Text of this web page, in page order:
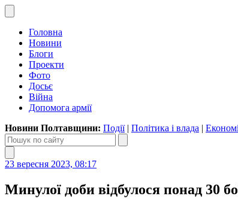
Головна
Новини
Блоги
Проекти
Фото
Досьє
Війна
Допомога армії
Новини Полтавщини: Події| Політика і влада |
23 вересня 2023, 08:17
Минулої доби відбулося понад 30